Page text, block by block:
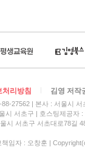
처리방침 김영 저작
88-27562
본사 : 서울시
시 서초구
호스팅제공자
시 서초구 서초대로78길
책임자 : 오창훈 |